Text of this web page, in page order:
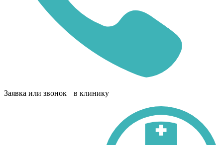
Заявка или звонок в клинику